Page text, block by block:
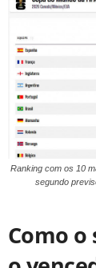
Ranking com os 10
segundo
Como